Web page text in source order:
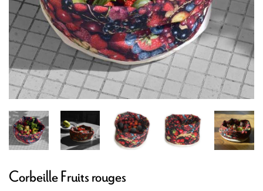
Corbeille Fruits rouges